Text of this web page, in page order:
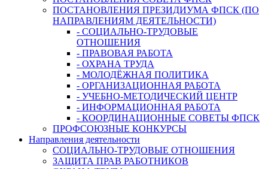
ПОСТАНОВЛЕНИЯ ПРЕЗИДИУМА ФПСК (ПО
НАПРАВЛЕНИЯМ ДЕЯТЕЛЬНОСТИ)
- СОЦИАЛЬНО-ТРУДОВЫЕ
ОТНОШЕНИЯ
- ПРАВОВАЯ РАБОТА
- ОХРАНА ТРУДА
- МОЛОДЁЖНАЯ ПОЛИТИКА
- ОРГАНИЗАЦИОННАЯ РАБОТА
- УЧЕБНО-МЕТОДИЧЕСКИЙ ЦЕНТР
- ИНФОРМАЦИОННАЯ РАБОТА
- КООРДИНАЦИОННЫЕ СОВЕТЫ ФПСК
ПРОФСОЮЗНЫЕ КОНКУРСЫ
Направления деятельности
СОЦИАЛЬНО-ТРУДОВЫЕ ОТНОШЕНИЯ
ЗАЩИТА ПРАВ РАБОТНИКОВ